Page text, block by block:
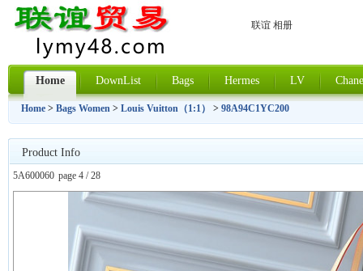
联谊 相册
Home DownList Bags Hermes LV
Home > Bags Women > Louis Vuitton（1:1） > 98A94C1YC200
Product Info
5A600060 page 4 / 28
上一张